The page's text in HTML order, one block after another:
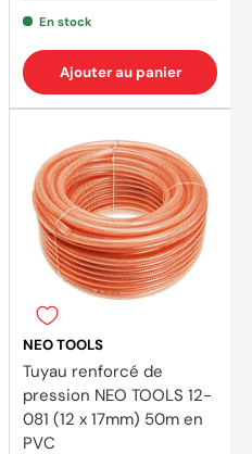
En stock
Ajouter au panier
NEO TOOLS
Tuyau renforcé de
pression NEO TOOLS 12-
081 (12 x 17mm) 50m en
PVC